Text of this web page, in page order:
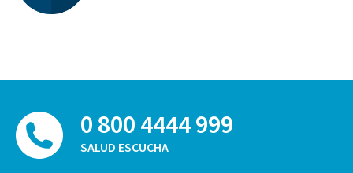
0 800 4444 999
SALUD ESCUCHA